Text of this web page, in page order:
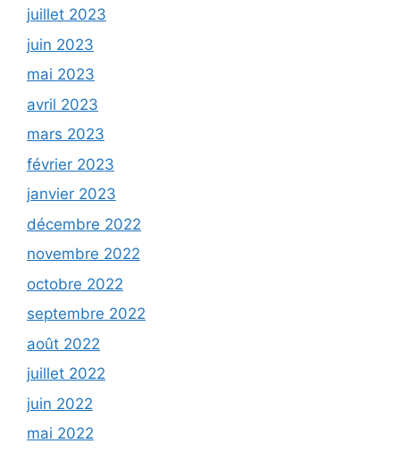
juillet 2023
juin 2023
mai 2023
avril 2023
mars 2023
février 2023
janvier 2023
décembre 2022
novembre 2022
octobre 2022
septembre 2022
août 2022
juillet 2022
juin 2022
mai 2022